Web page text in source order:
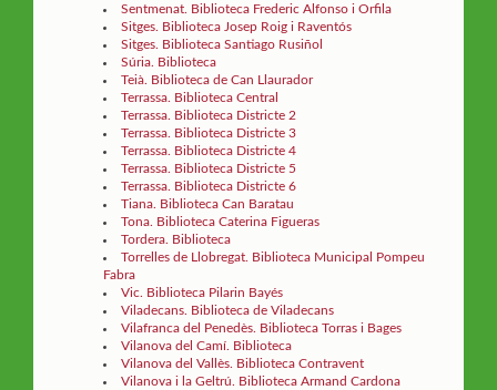
Sentmenat. Biblioteca Frederic Alfonso i Orfila
Sitges. Biblioteca Josep Roig i Raventós
Sitges. Biblioteca Santiago Rusiñol
Súria. Biblioteca
Teià. Biblioteca de Can Llaurador
Terrassa. Biblioteca Central
Terrassa. Biblioteca Districte 2
Terrassa. Biblioteca Districte 3
Terrassa. Biblioteca Districte 4
Terrassa. Biblioteca Districte 5
Terrassa. Biblioteca Districte 6
Tiana. Biblioteca Can Baratau
Tona. Biblioteca Caterina Figueras
Tordera. Biblioteca
Torrelles de Llobregat. Biblioteca Municipal Pompeu
Fabra
Vic. Biblioteca Pilarin Bayés
Viladecans. Biblioteca de Viladecans
Vilafranca del Penedès. Biblioteca Torras i Bages
Vilanova del Camí. Biblioteca
Vilanova del Vallès. Biblioteca Contravent
Vilanova i la Geltrú. Biblioteca Armand Cardona